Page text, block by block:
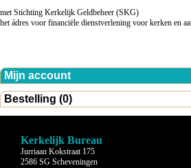
met Stichting Kerkelijk Geldbeheer (SKG)
het ádres voor financiële dienstverlening voor kerken en
Mijn account
Bestelling (0)
Kerkelijk Bureau
Jurriaan Kokstraat 175
2586 SG Scheveningen